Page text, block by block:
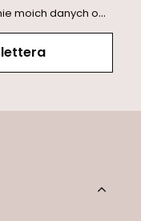
z informacją handlową (marketing). Więcej w